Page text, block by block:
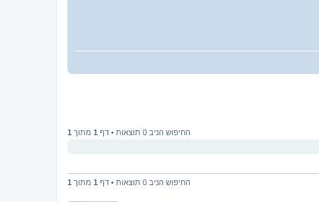
החיפוש הניב 0 תוצאות • דף 1 מתוך 1
החיפוש הניב 0 תוצאות • דף 1 מתוך 1